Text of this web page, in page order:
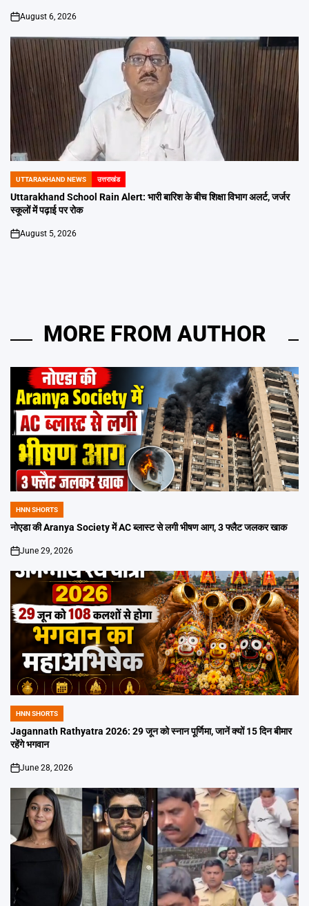
on
August 6, 2026
POSTED
IN
UTTARAKHAND NEWS उत्तराखंड
Uttarakhand School Rain Alert: भारी बारिश के बीच शिक्षा विभाग अलर्ट, जर्जर
स्कूलों में पढ़ाई पर रोक
on
August 5, 2026
MORE FROM AUTHOR
POSTED
IN
HNN SHORTS
नोएडा की Aranya Society में AC ब्लास्ट से लगी भीषण आग, 3 फ्लैट जलकर खाक
on
June 29, 2026
POSTED
IN
HNN SHORTS
Jagannath Rathyatra 2026: 29 जून को स्नान पूर्णिमा, जानें क्यों 15 दिन बीमार
रहेंगे भगवान
on
June 28, 2026